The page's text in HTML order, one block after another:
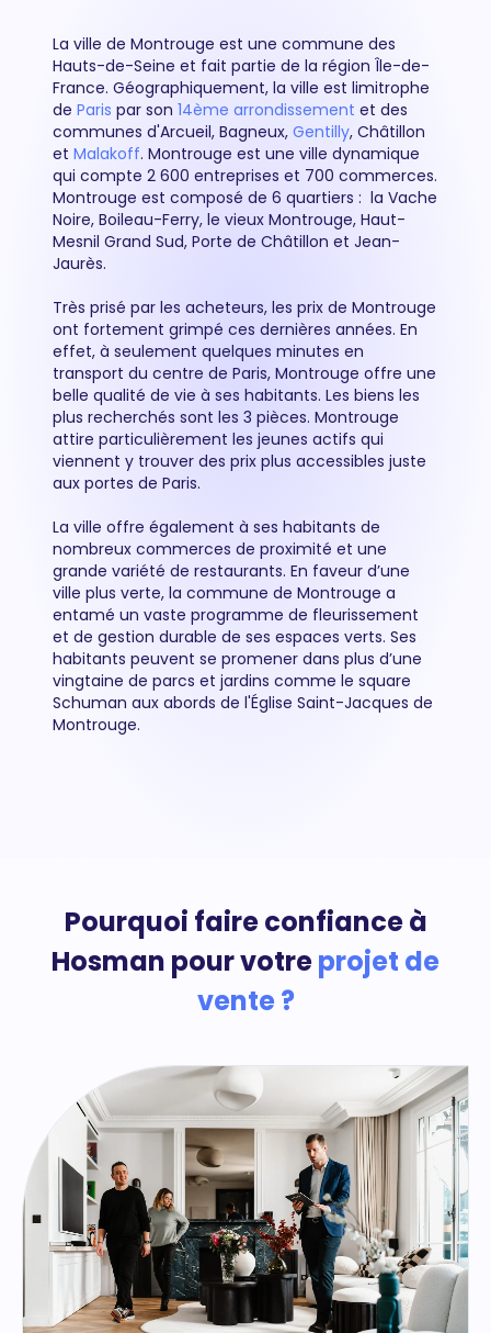
La ville de Montrouge est une commune des
Hauts-de-Seine et fait partie de la région Île-de-
France. Géographiquement, la ville est limitrophe
de Paris par son 14ème arrondissement et des
communes d'Arcueil, Bagneux, Gentilly, Châtillon
et Malakoff. Montrouge est une ville dynamique
qui compte 2 600 entreprises et 700 commerces.
Montrouge est composé de 6 quartiers : la Vache
Noire, Boileau-Ferry, le vieux Montrouge, Haut-
Mesnil Grand Sud, Porte de Châtillon et Jean-
Jaurès.
Très prisé par les acheteurs, les prix de Montrouge
ont fortement grimpé ces dernières années. En
effet, à seulement quelques minutes en
transport du centre de Paris, Montrouge offre une
belle qualité de vie à ses habitants. Les biens les
plus recherchés sont les 3 pièces. Montrouge
attire particulièrement les jeunes actifs qui
viennent y trouver des prix plus accessibles juste
aux portes de Paris.
La ville offre également à ses habitants de
nombreux commerces de proximité et une
grande variété de restaurants. En faveur d’une
ville plus verte, la commune de Montrouge a
entamé un vaste programme de fleurissement
et de gestion durable de ses espaces verts. Ses
habitants peuvent se promener dans plus d’une
vingtaine de parcs et jardins comme le square
Schuman aux abords de l'Église Saint-Jacques de
Montrouge.
Pourquoi faire confiance à
Hosman pour votreprojet de
vente ?